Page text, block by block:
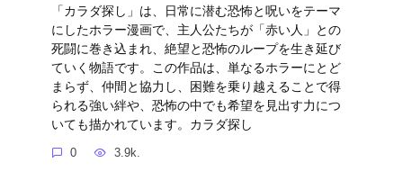
「カラダ探し」は、日常に潜む恐怖と呪いをテーマ
にしたホラー漫画で、主人公たちが「赤い人」との
死闘に巻き込まれ、絶望と恐怖のループを生き延び
ていく物語です。この作品は、単なるホラーにとど
まらず、仲間と協力し、困難を乗り越えることで得
られる強い絆や、恐怖の中でも希望を見出す力につ
いても描かれています。カラダ探し
0 3.9k.